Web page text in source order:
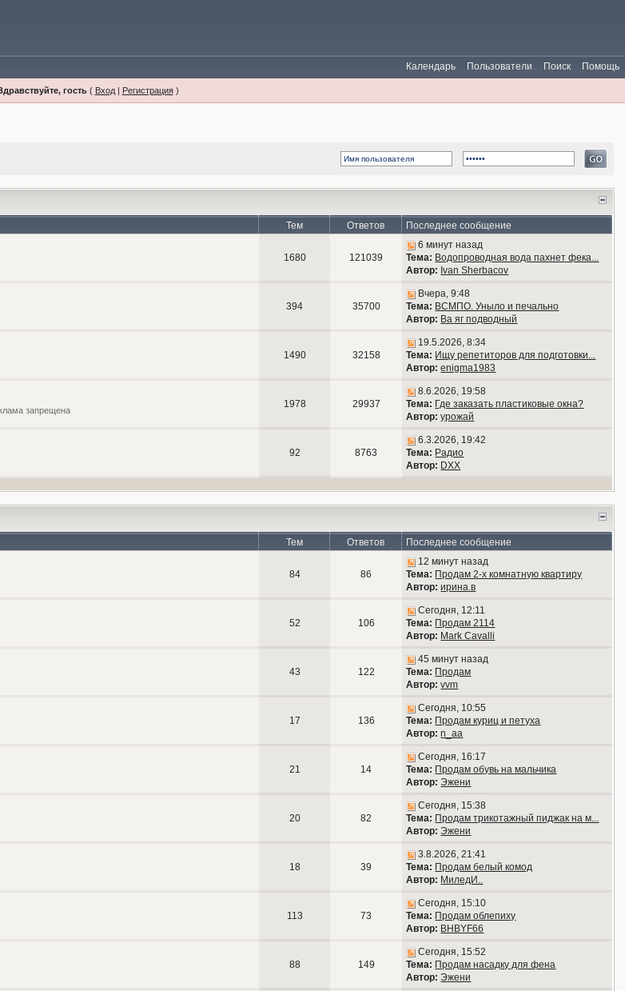
Помощь
Поиск
Пользователи
Календарь
гость( Вход| Регистрация)
Тем Ответов Последнее сообщение
1680 121039
6 минут назад
Тема: Водопроводная вода пахнет фека...
Автор: Ivan Sherbacov
394 35700
Вчера, 9:48
Тема: ВСМПО. Уныло и печально
Автор: Ва яг подводный
1490 32158
19.5.2026, 8:34
Тема: Ищу репетиторов для подготовки...
Автор: enigma1983
запрещена
1978 29937
8.6.2026, 19:58
Тема: Где заказать пластиковые окна?
Автор: урожай
92 8763
6.3.2026, 19:42
Тема: Радио
Автор: DXX
Тем Ответов
Последнее сообщение
84 86
12 минут назад
Тема: Продам 2-х комнатную квартиру
Автор: ирина.в
52 106
Сегодня, 12:11
Тема: Продам 2114
Автор: Mark Cavalli
43 122
45 минут назад
Тема: Продам
Автор: vvm
17 136
Сегодня, 10:55
Тема: Продам куриц и петуха
Автор: n_aa
21 14
Сегодня, 16:17
Тема: Продам обувь на мальчика
Автор: Эжени
20 82
Сегодня, 15:38
Тема: Продам трикотажный пиджак на м...
Автор: Эжени
18 39
3.8.2026, 21:41
Тема: Продам белый комод
Автор: МиледИ..
113 73
Сегодня, 15:10
Тема: Продам облепиху
Автор: BHBYF66
88 149
Сегодня, 15:52
Тема: Продам насадку для фена
Автор: Эжени